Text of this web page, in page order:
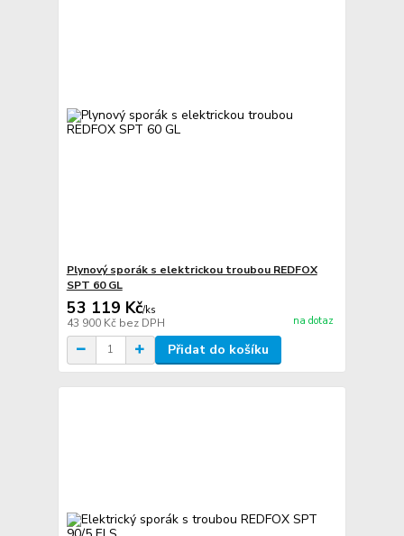
Plynový sporák s elektrickou troubou REDFOX
SPT 60 GL
53 119 Kč/ks
43 900 Kč bez DPH na dotaz
Přidat do košíku